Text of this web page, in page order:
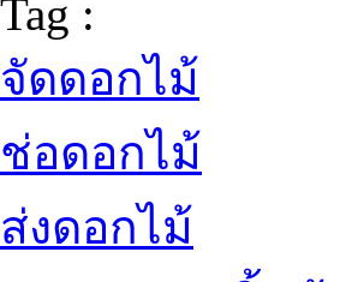
Tag :
จัดดอกไม้
ช่อดอกไม้
ส่งดอกไม้